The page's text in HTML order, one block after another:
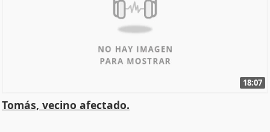
18:07
Tomás, vecino afectado.